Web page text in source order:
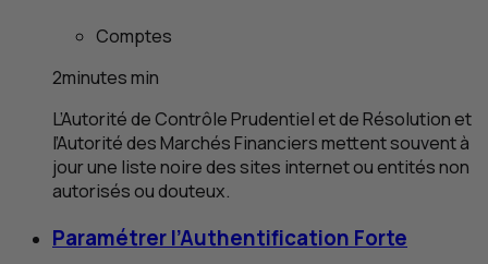
Comptes
2minutesmin
L’Autorité de Contrôle Prudentiel et de Résolution et
l’Autorité des Marchés Financiers mettent souvent à
jour une liste noire des sites internet ou entités non
autorisés ou douteux.
Paramétrer l’Authentification Forte